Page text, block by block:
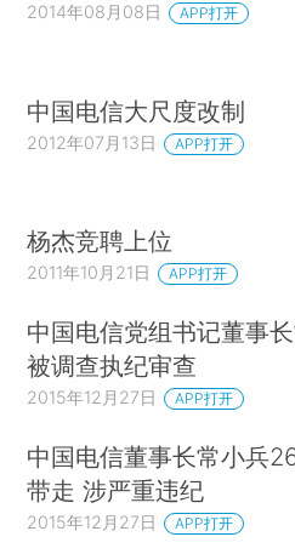
2014年08月08日 APP打开
中国电信大尺度改制
2012年07月13日 APP打开
杨杰竞聘上位
2011年10月21日 APP打开
中国电信党组书记董事
被调查执纪审查
2015年12月27日 APP打开
中国电信董事长常小兵
带走 涉严重违纪
2015年12月27日 APP打开